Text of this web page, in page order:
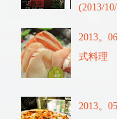
(2013/
2013。
式料理
2013。